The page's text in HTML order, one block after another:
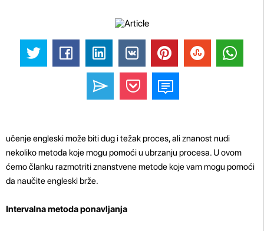
učenje engleski može biti dug i težak proces, ali znanost nudi
nekoliko metoda koje mogu pomoći u ubrzanju procesa. U ovom
ćemo članku razmotriti znanstvene metode koje vam mogu pomoći
da naučite engleski brže.
Intervalna metoda ponavljanja